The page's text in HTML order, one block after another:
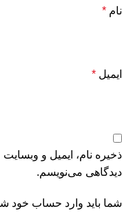
نام *
ایمیل *
ذخیره نام، ایمیل و
دیدگاهی می‌نویسم.
شما باید وارد حساب خود